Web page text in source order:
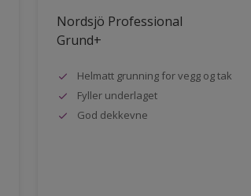
Nordsjö Professional
Grund+
Helmatt grunning for vegg og tak
Fyller underlaget
God dekkevne